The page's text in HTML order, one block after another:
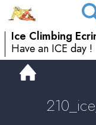
Ice Climbing
Have an ICE day !